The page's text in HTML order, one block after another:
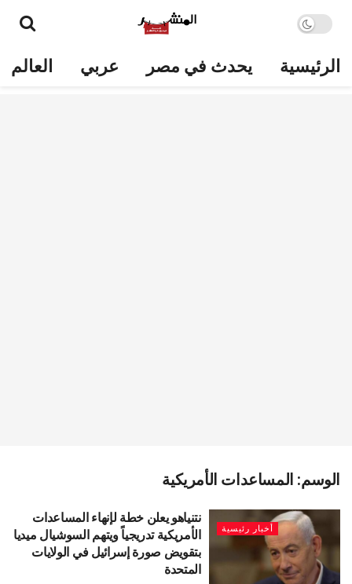
الرئيسية يحدث في مصر عربي العالم
الوسم: المساعدات الأمريكية
أخبار رئيسية
نتنياهو يعلن خطة لإنهاء المساعدات
الأمريكية تدريجياً ويتهم السوشيال ميديا
بتقويض صورة إسرائيل في الولايات
المتحدة